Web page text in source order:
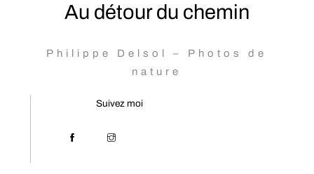
Au détour du chemin
Philippe Delsol – Photos de
nature
Suivez moi